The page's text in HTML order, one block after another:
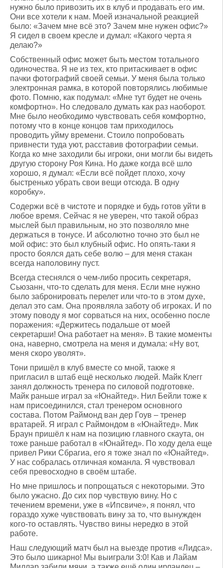
нужно было привозить их в клуб и продавать его им.
Они все хотели к нам. Моей изначальной реакцией
было: «Зачем мне всё это? Зачем мне нужен офис?»
Я сидел в своем кресле и думал: «Какого черта я
делаю?»
Собственный офис может быть местом тотального
одиночества. Я не из тех, кто притаскивает в офис
пачки фотографий своей семьи. У меня была только
электронная рамка, в которой повторялись любимые
фото. Помню, как подумал: «Мне тут будет не очень
комфортно». Но следовало думать как раз наоборот.
Мне было необходимо чувствовать себя комфортно,
потому что в конце концов там приходилось
проводить уйму времени. Стоило попробовать
привнести туда уют, расставив фотографии семьи.
Когда ко мне заходили бы игроки, они могли бы видеть
другую сторону Роя Кина. Но даже когда всё шло
хорошо, я думал: «Если всё пойдет плохо, хочу
быстренько убрать свои вещи отсюда. В одну
коробку».
Содержи всё в чистоте и порядке и будь готов уйти в
любое время. Сейчас я не уверен, что такой образ
мыслей был правильным, но это позволяло мне
держаться в тонусе. И абсолютно точно это был не
мой офис: это был клубный офис. Но опять-таки я
просто боялся дать себе волю – для меня стакан
всегда наполовину пуст.
Всегда стеснялся о чем-либо просить секретаря,
Сьюзанн, что-то сделать для меня. Если мне нужно
было забронировать перелет или что-то в этом духе,
делал это сам. Она проявляла заботу об игроках. И по
этому поводу я мог сорваться на них, особенно после
поражения: «Держитесь подальше от моей
секретарши! Она работает на меня». В такие моменты
она, наверно, смотрела на меня и думала: «Ну вот,
меня скоро уволят».
Тони пришёл в клуб вместе со мной, также я
пригласил в штаб ещё несколько людей. Майк Клегг
занял должность тренера по силовой подготовке.
Майк раньше играл за «Юнайтед». Нил Бейли тоже к
нам присоединился, стал тренером основного
состава. Потом Раймонд ван дер Гоув – тренер
вратарей. Я играл с Раймондом в «Юнайтед». Мик
Браун пришёл к нам на позицию главного скаута, он
тоже раньше работал в «Юнайтед». По ходу дела еще
привел Рики Сбрагиа, его я тоже знал по «Юнайтед».
У нас собралась отличная команла. Я чувствовал
себя превосходно в своём штабе.
Но мне пришлось и попрощаться с некоторыми. Это
было ужасно. До сих пор чувствую вину. Но с
течением времени, уже в «Ипсвиче», я понял, что
гораздо хуже чувствовать вину за то, что вынужден
кого-то оставлять. Чувство вины нередко в этой
работе.
Наш следующий матч был на выезде против «Лидса».
Это было шикарно! Мы выиграли 3:0! Кав и Лайам